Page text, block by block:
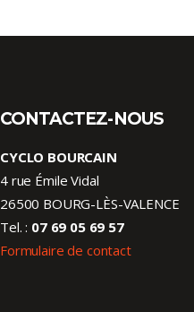
CONTACTEZ-NOUS
CYCLO BOURCAIN
4 rue Émile Vidal
26500 BOURG-LÈS-VALENCE
Tel. : 07 69 05 69 57
Formulaire de contact